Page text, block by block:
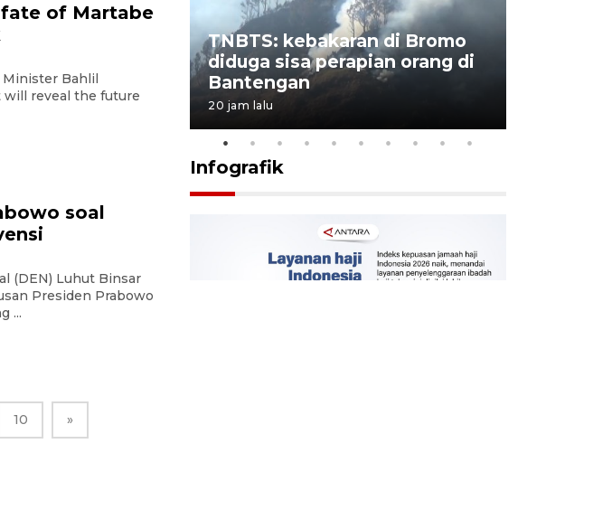
of Martabe
Minister Bahlil
will reveal the future
soal
(DEN) Luhut Binsar
Presiden Prabowo
...
10 »
"Drone
bantu padamkan
TNBTS: kebakaran di Bromo
diduga sisa perapian orang di
Bantengan
20 jam lalu
Infografik